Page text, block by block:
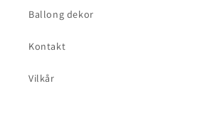
Ballong dekor
Kontakt
Vilkår